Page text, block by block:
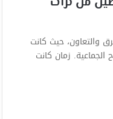
والتعاون، حيث كانت
الجماعية. زمان كانت